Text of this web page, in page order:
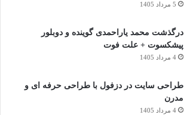
5 مرداد 1405
درگذشت محمد یاراحمدی گوینده و دوبلور
پیشکسوت + علت فوت
4 مرداد 1405
طراحی سایت در دزفول با طراحی حرفه‌ ای و
مدرن
4 مرداد 1405